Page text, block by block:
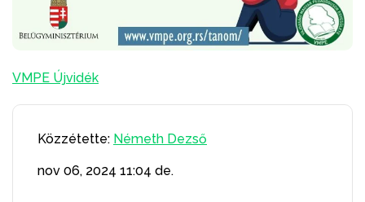
VMPE Újvidék
Közzétette: Németh Dezső
nov 06, 2024 11:04 de.